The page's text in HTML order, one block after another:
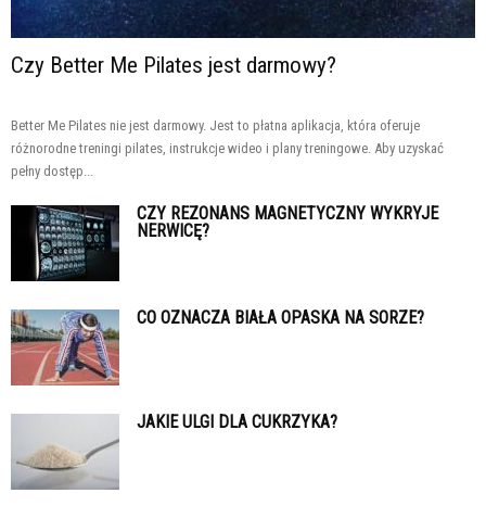
Czy Better Me Pilates jest darmowy?
Better Me Pilates nie jest darmowy. Jest to płatna aplikacja, która oferuje
różnorodne treningi pilates, instrukcje wideo i plany treningowe. Aby uzyskać
pełny dostęp...
CZY REZONANS MAGNETYCZNY WYKRYJE
NERWICĘ?
CO OZNACZA BIAŁA OPASKA NA SORZE?
JAKIE ULGI DLA CUKRZYKA?